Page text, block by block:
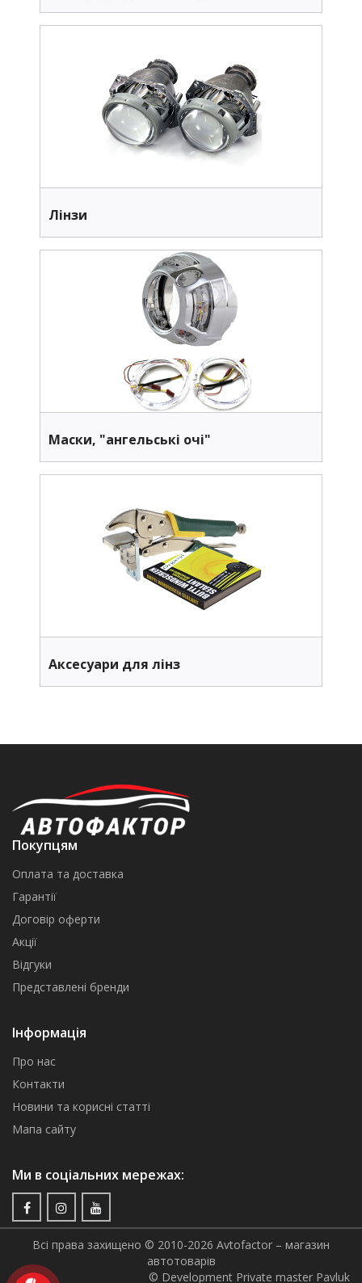
Лінзи
Маски, "ангельські очі"
Аксесуари для лінз
Покупцям
Оплата та доставка
Гарантії
Договір оферти
Акції
Відгуки
Представлені бренди
Інформація
Про нас
Контакти
Новини та корисні статті
Мапа сайту
Ми в соціальних мережах:
Всі права захищено © 2010-2026 Avtofactor – магазин
автотоварів
© Development Private master Pavluk